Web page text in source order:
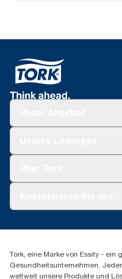
Spenderreklamation
+43 (0) 8 10-22 00 84
Essity Austria
Am Europlatz 2
Tork, eine Marke von Essity -
Gesundheitsunternehmen.
weltweit unsere Produkte und